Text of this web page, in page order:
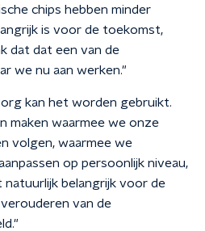
chips hebben minder
is voor de toekomst,
dat dat een van de
we nu aan werken."
kan het worden gebruikt.
maken waarmee we onze
volgen, waarmee we
op persoonlijk niveau,
natuurlijk belangrijk voor de
van de